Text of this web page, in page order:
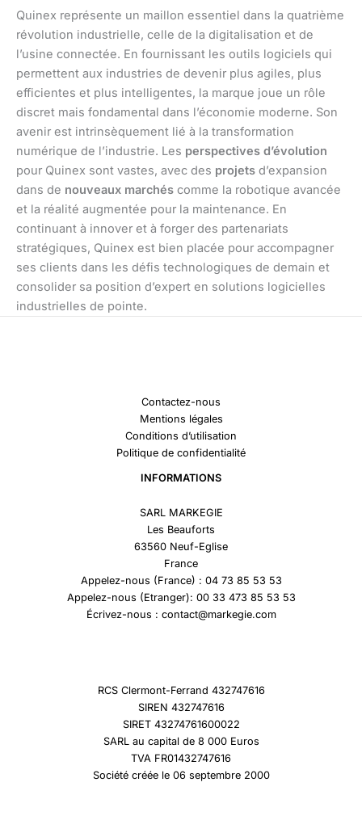
Quinex représente un maillon essentiel dans la quatrième
révolution industrielle, celle de la digitalisation et de
l’usine connectée. En fournissant les outils logiciels qui
permettent aux industries de devenir plus agiles, plus
efficientes et plus intelligentes, la marque joue un rôle
discret mais fondamental dans l’économie moderne. Son
avenir est intrinsèquement lié à la transformation
numérique de l’industrie. Les perspectives d’évolution
pour Quinex sont vastes, avec des projets d’expansion
dans de nouveaux marchés comme la robotique avancée
et la réalité augmentée pour la maintenance. En
continuant à innover et à forger des partenariats
stratégiques, Quinex est bien placée pour accompagner
ses clients dans les défis technologiques de demain et
consolider sa position d’expert en solutions logicielles
industrielles de pointe.
Contactez-nous
Mentions légales
Conditions d’utilisation
Politique de confidentialité
INFORMATIONS
SARL MARKEGIE
Les Beauforts
63560 Neuf-Eglise
France
Appelez-nous (France) : 04 73 85 53 53
Appelez-nous (Etranger): 00 33 473 85 53 53
Écrivez-nous : contact@markegie.com
RCS Clermont-Ferrand 432747616
SIREN 432747616
SIRET 43274761600022
SARL au capital de 8 000 Euros
TVA FR01432747616
Société créée le 06 septembre 2000